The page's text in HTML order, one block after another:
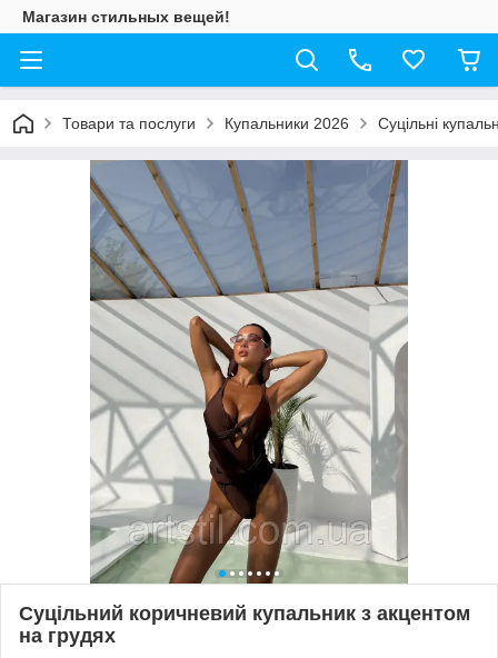
Магазин стильных вещей!
Товари та послуги Купальники 2026 Суцільні
Суцільний коричневий купальник з акцентом
на грудях